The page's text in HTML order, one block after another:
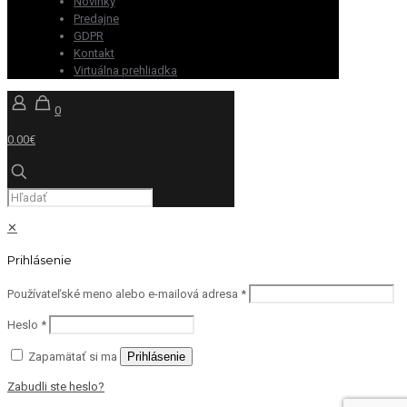
Predajne
GDPR
Kontakt
Virtuálna prehliadka
0
0.00€
✕
Prihlásenie
Používateľské meno alebo e-mailová adresa *
Heslo *
Zapamätať si ma Prihlásenie
Zabudli ste heslo?